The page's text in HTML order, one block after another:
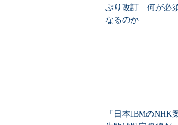
ぶり改訂 何が必
なるのか
「日本IBMのNHK